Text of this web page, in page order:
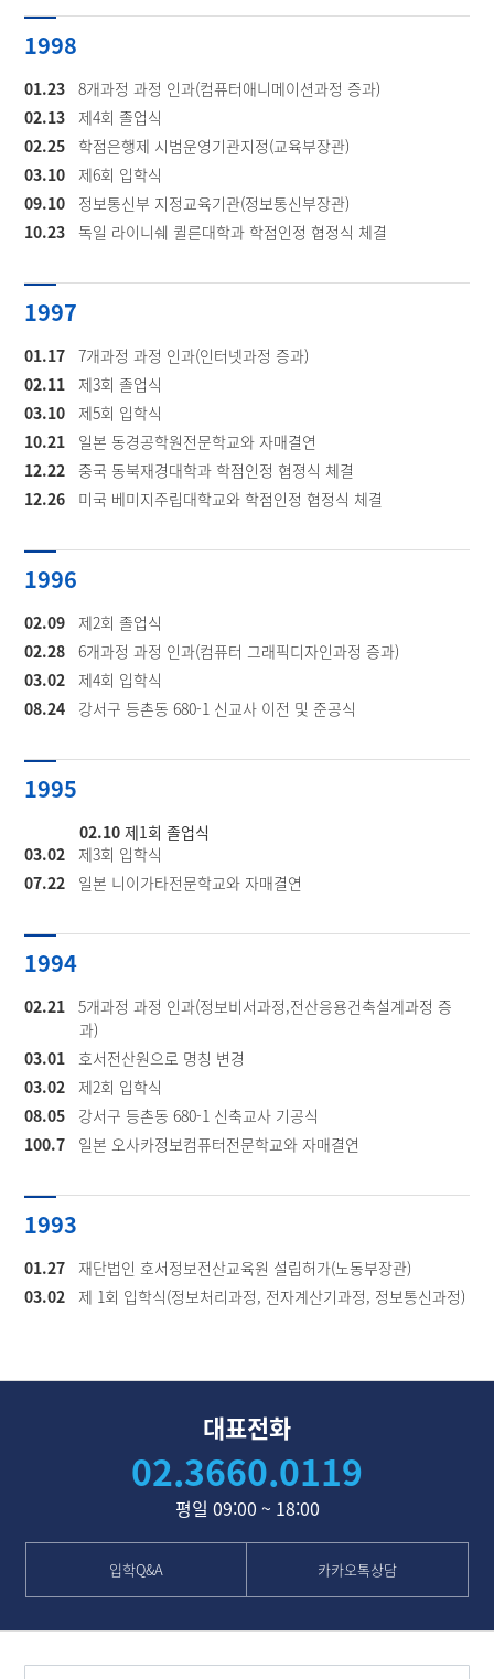
1998
01.23 8개과정 과정 인과(컴퓨터애니메이션과정 증과)
02.13
제4회 졸업식
02.25
학점은행제 시범운영기관지정(교육부장관)
03.10
제6회 입학식
09.10
정보통신부 지정교육기관(정보통신부장관)
10.23 독일 라이니쉐 퀼른대학과 학점인정 협정식 체결
1997
01.17 7개과정 과정 인과(인터넷과정 증과)
02.11
제3회 졸업식
03.10
제5회 입학식
10.21
일본 동경공학원전문학교와 자매결연
12.22 중국 동북재경대학과 학점인정 협졍식 체결
12.26
미국 베미지주립대학교와 학점인정 협정식 체결
1996
02.09
제2회 졸업식
02.28 6개과정 과정 인과(컴퓨터 그래픽디자인과정 증과)
03.02
제4회 입학식
08.24
강서구 등촌동 680-1 신교사 이전 및 준공식
1995
02.10 제1회 졸업식
03.02
제3회 입학식
07.22
일본 니이가타전문학교와 자매결연
1994
02.21 5개과정 과정 인과(정보비서과정,전산응용건축설계과정 증
과)
03.01
호서전산원으로 명칭 변경
03.02
제2회 입학식
08.05
강서구 등촌동 680-1 신축교사 기공식
100.7
일본 오사카정보컴퓨터전문학교와 자매결연
1993
01.27
재단법인 호서정보전산교육원 설립허가(노동부장관)
03.02
제 1회 입학식(정보처리과정, 전자계산기과정, 정보통신과정)
대표전화
02.3660.0119
평일 09:00 ~ 18:00
입학Q&A 카카오톡상담